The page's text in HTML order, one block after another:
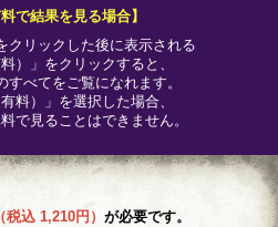
で結果を見る場合】
クリックした後に表示される
）」をクリックすると、
すべてをご覧になれます。
料）」を選択した場合、
で見ることはできません。
込 1,210円） が必要です。